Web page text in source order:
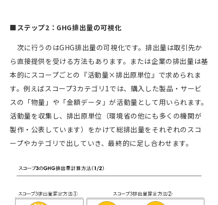
■ステップ2：GHG排出量の可視化
次に行うのはGHG排出量の可視化です。排出量は取引先か
ら直接提供を受ける方法もあります。または企業の排出量は基
本的にスコープごとの『活動量×排出原単位』で求められま
す。例えばスコープ3カテゴリ1では、購入した製品・サービ
スの「物量」や「金額データ」が活動量として用いられます。
活動量を収集し、排出原単位（環境省の他にも多くの機関が
製作・公表しています）をかけて総排出量をそれぞれのスコ
ープやカテゴリで出していき、最終的に足し合わせます。